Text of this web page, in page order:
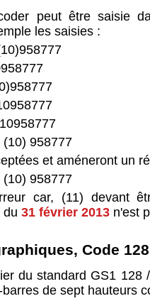
peut être saisie
les saisies :
(10) 958777
et améneront un
(10) 958777
car, (11) devant
du 31 février 2013 n'est
Code
du standard GS1 128
de sept hauteurs